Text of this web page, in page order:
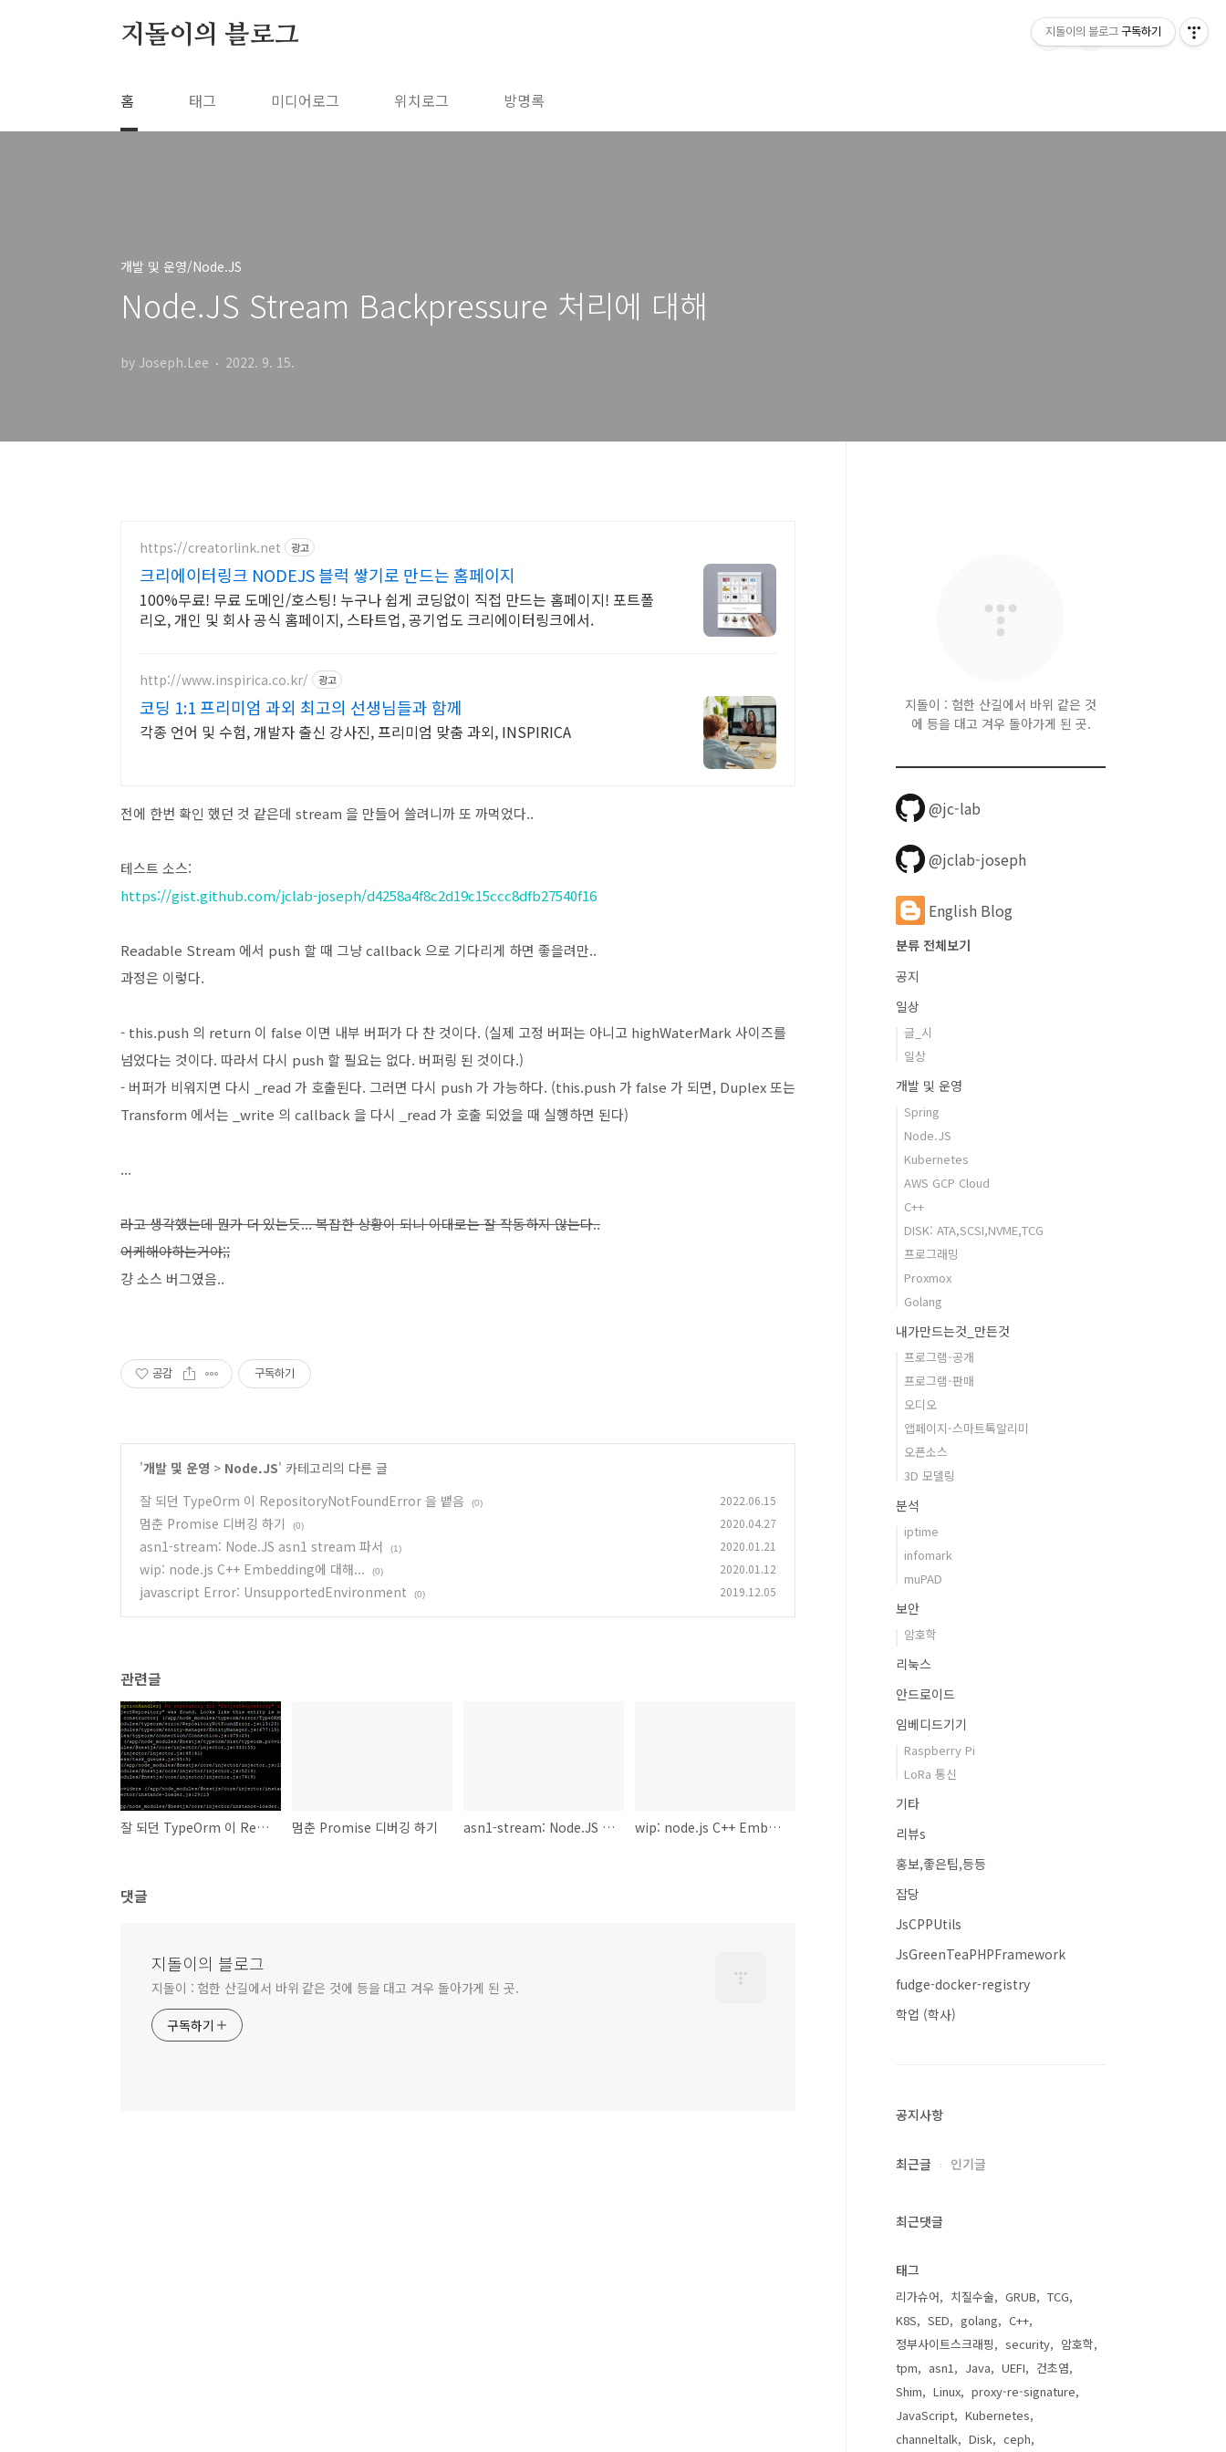
지돌이의 블로그
홈 태그 미디어로그 위치로그 방명록
개발 및 운영/Node.JS
Node.JS Stream Backpressure 처리에 대해
by Joseph.Lee 2022. 9. 15.
https://creatorlink.net 광고
크리에이터링크 NODEJS 블럭 쌓기로 만드는 홈페이지
100%무료! 무료 도메인/호스팅! 누구나 쉽게 코딩없이 직접 만드는 홈페이지! 포트폴
리오, 개인 및 회사 공식 홈페이지, 스타트업, 공기업도 크리에이터링크에서.
http://www.inspirica.co.kr/ 광고
코딩 1:1 프리미엄 과외 최고의 선생님들과 함께
각종 언어 및 수험, 개발자 출신 강사진, 프리미엄 맞춤 과외, INSPIRICA
전에 한번 확인 했던 것 같은데 stream 을 만들어 쓸려니까 또 까먹었다..
테스트 소스:
https://gist.github.com/jclab-joseph/d4258a4f8c2d19c15ccc8dfb27540f16
Readable Stream 에서 push 할 때 그냥 callback 으로 기다리게 하면 좋을려만..
과정은 이렇다.
- this.push 의 return 이 false 이면 내부 버퍼가 다 찬 것이다. (실제 고정 버퍼는 아니고 highWaterMark 사이즈를
넘었다는 것이다. 따라서 다시 push 할 필요는 없다. 버퍼링 된 것이다.)
- 버퍼가 비워지면 다시 _read 가 호출된다. 그러면 다시 push 가 가능하다. (this.push 가 false 가 되면, Duplex 또는
Transform 에서는 _write 의 callback 을 다시 _read 가 호출 되었을 때 실행하면 된다)
...
라고 생각했는데 뭔가 더 있는듯... 복잡한 상황이 되니 이대로는 잘 작동하지 않는다..
어케해야하는거야;;
걍 소스 버그였음..
공감 구독하기
'개발 및 운영 > Node.JS' 카테고리의 다른 글
잘 되던 TypeOrm 이 RepositoryNotFoundError 을 뱉음
(0) 2022.06.15
멈춘 Promise 디버깅 하기 (0) 2020.04.27
asn1-stream: Node.JS asn1 stream 파서 (1) 2020.01.21
wip: node.js C++ Embedding에 대해... (0) 2020.01.12
javascript Error: UnsupportedEnvironment (0) 2019.12.05
관련글
잘 되던 TypeOrm 이 RepositoryNotFoundError 을 뱉음 멈춘 Promise 디버깅 하기 asn1-stream: Node.JS asn1 stream 파서 wip: node.js C++ Embedding에 대해...
댓글
지돌이의 블로그
지돌이 : 험한 산길에서 바위 같은 것에 등을 대고 겨우 돌아가게 된 곳.
구독하기
지돌이 : 험한 산길에서 바위 같은 것
에 등을 대고 겨우 돌아가게 된 곳.
@jc-lab
@jclab-joseph
English Blog
분류 전체보기
공지
일상
글_시
일상
개발 및 운영
Spring
Node.JS
Kubernetes
AWS GCP Cloud
C++
DISK: ATA,SCSI,NVME,TCG
프로그래밍
Proxmox
Golang
내가만드는것_만든것
프로그램-공개
프로그램-판매
오디오
앱페이지-스마트톡알리미
오픈소스
3D 모델링
분석
iptime
infomark
muPAD
보안
암호학
리눅스
안드로이드
임베디드기기
Raspberry Pi
LoRa 통신
기타
리뷰s
홍보,좋은팁,등등
잡당
JsCPPUtils
JsGreenTeaPHPFramework
fudge-docker-registry
학업 (학사)
공지사항
최근글 인기글
최근댓글
태그
리가슈어 치질수술 GRUB
TCG
K8S
SED golang
C++
정부사이트스크래핑
security
암호학
tpm
asn1 Java UEFI
건초염
Shim
Linux
proxy-re-signature
JavaScript
Kubernetes
channeltalk
Disk ceph
지돌이의 블로그 구독하기